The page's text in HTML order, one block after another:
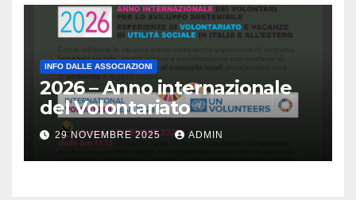
INFO DALLE ASSOCIAZIONI
2026 – Anno internazionale
del Volontariato
29 NOVEMBRE 2025 ADMIN